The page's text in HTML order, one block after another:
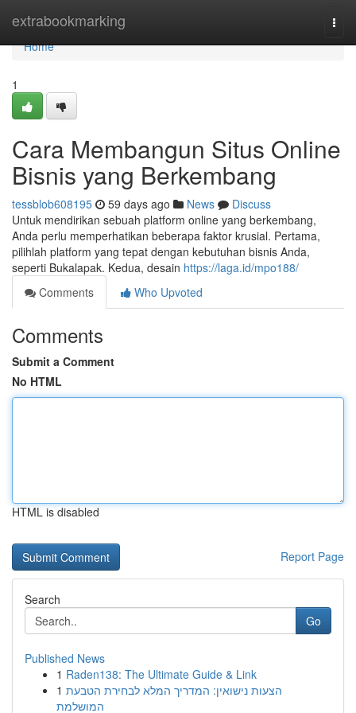
extrabookmarking
Home
Home
1
Cara Membangun Situs Online
Bisnis yang Berkembang
tessblob608195 59 days ago News
Discuss
Untuk mendirikan sebuah platform online yang berkembang,
Anda perlu memperhatikan beberapa faktor krusial. Pertama,
pilihlah platform yang tepat dengan kebutuhan bisnis Anda,
seperti Bukalapak. Kedua, desain https://laga.id/mpo188/
Comments
Who Upvoted
Comments
Submit a Comment
No HTML
HTML is disabled
Report Page
Search
Go
Published News
1 Raden138: The Ultimate Guide & Link
1 הצעות נישואין: המדריך המלא לבחירת הטבעת
המושלמת